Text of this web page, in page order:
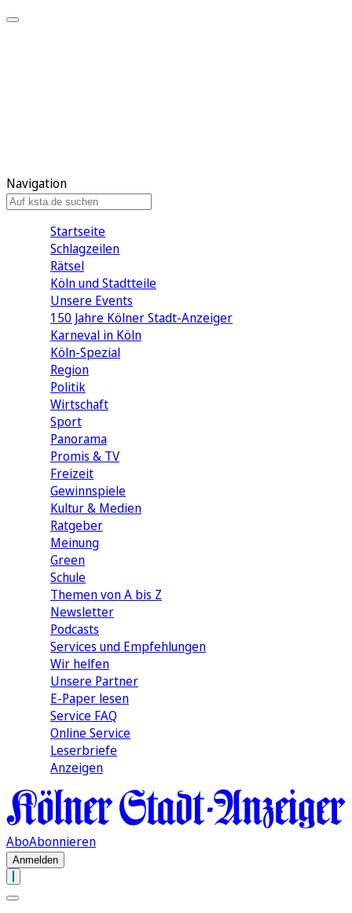
Navigation
Startseite
Schlagzeilen
Rätsel
Köln und Stadtteile
Unsere Events
150 Jahre Kölner Stadt-Anzeiger
Karneval in Köln
Köln-Spezial
Region
Politik
Wirtschaft
Sport
Panorama
Promis & TV
Freizeit
Gewinnspiele
Kultur & Medien
Ratgeber
Meinung
Green
Schule
Themen von A bis Z
Newsletter
Podcasts
Services und Empfehlungen
Wir helfen
Unsere Partner
E-Paper lesen
Service FAQ
Online Service
Leserbriefe
Anzeigen
AboAbonnieren
Anmelden